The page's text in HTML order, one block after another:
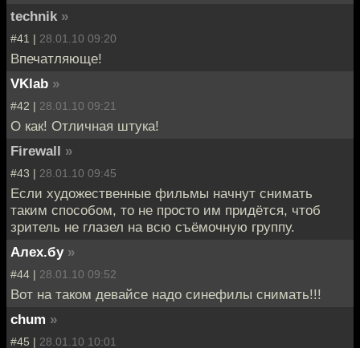
technik »
#41 | 28.01.10 09:20
Впечатляюще!
VKlab »
#42 | 28.01.10 09:21
О как! Отличная штука!
Firewall »
#43 | 28.01.10 09:45
Если художественные фильмы начнут снимать
таким способом, то не просто им придётся, чтоб
зритель не глазел на всю съёмочную группу.
Алех.бу »
#44 | 28.01.10 09:52
Вот на таком девайсе надо синефилы снимать!!!
chum »
#45 | 28.01.10 10:01